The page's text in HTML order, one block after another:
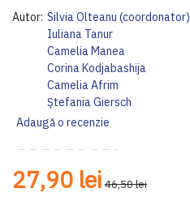
Autor: Silvia Olteanu (coordonator)
Iuliana Tanur
Camelia Manea
Corina Kodjabashija
Camelia Afrim
Ștefania Giersch
Adaugă o recenzie
27,90 lei 46,50 lei
the
images
gallery